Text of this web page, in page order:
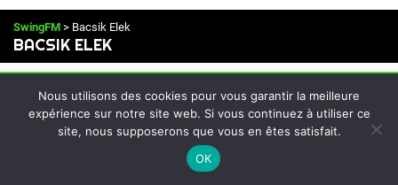
SwingFM > Bacsik Elek
BACSIK ELEK
Alexis Elek BACSIK
(GUITARISTE – VIOLONISTE)
On Air : JEANNIE AND JIMMY
Nous utilisons des cookies pour vous garantir la meilleure
expérience sur notre site web. Si vous continuez à utiliser ce
site, nous supposerons que vous en êtes satisfait.
OK